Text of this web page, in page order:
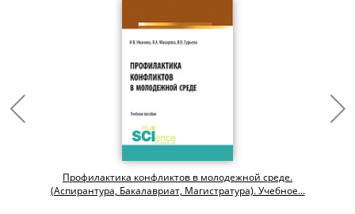
Профилактика конфликтов в молодежной среде.
(Аспирантура, Бакалавриат, Магистратура). Учебное...